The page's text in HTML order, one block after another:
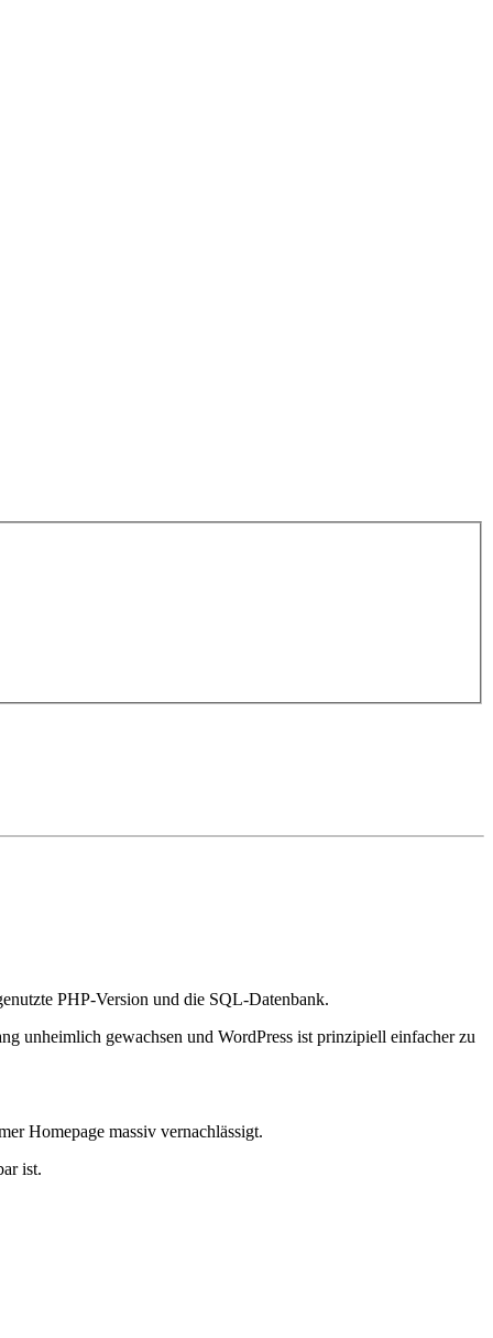
PHP-Version und die SQL-Datenbank.
unheimlich gewachsen und WordPress ist prinzipiell einfacher zu
Homepage massiv vernachlässigt.
ist.